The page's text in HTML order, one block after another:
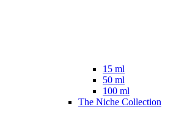
15 ml
50 ml
100 ml
The Niche Collection